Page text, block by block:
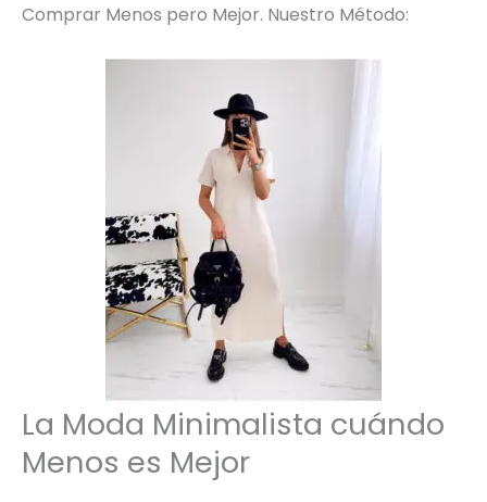
Comprar Menos pero Mejor. Nuestro Método:
La Moda Minimalista cuándo
Menos es Mejor